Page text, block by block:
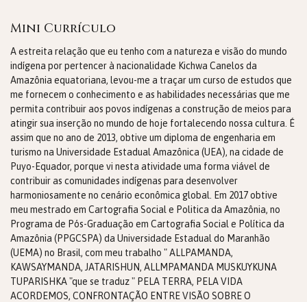
Mini Currículo
A estreita relação que eu tenho com a natureza e visão do mundo
indígena por pertencer à nacionalidade Kichwa Canelos da
Amazônia equatoriana, levou-me a traçar um curso de estudos que
me fornecem o conhecimento e as habilidades necessárias que me
permita contribuir aos povos indígenas a construção de meios para
atingir sua inserção no mundo de hoje fortalecendo nossa cultura. É
assim que no ano de 2013, obtive um diploma de engenharia em
turismo na Universidade Estadual Amazônica (UEA), na cidade de
Puyo-Equador, porque vi nesta atividade uma forma viável de
contribuir as comunidades indígenas para desenvolver
harmoniosamente no cenário econômica global. Em 2017 obtive
meu mestrado em Cartografia Social e Politica da Amazônia, no
Programa de Pós-Graduação em Cartografia Social e Política da
Amazônia (PPGCSPA) da Universidade Estadual do Maranhão
(UEMA) no Brasil, com meu trabalho " ALLPAMANDA,
KAWSAYMANDA, JATARISHUN, ALLMPAMANDA MUSKUYKUNA
TUPARISHKA "que se traduz " PELA TERRA, PELA VIDA
ACORDEMOS, CONFRONTAÇÃO ENTRE VISÃO SOBRE O